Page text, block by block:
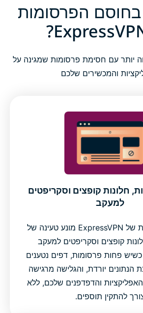
הפרסומות
יותר עם חסימת פרסומות שמגינה על
והמכשירים שלכם
חלונות קופצים וסקריפטים
למעקב
חוסם הפרסומות של ExpressVPN מונע טעינה של
קופצים וסקריפטים למעקב
פחות פרסומות, דפים נטענים
הנתונים יורדת, והגלישה מרגישה
האפליקציות והדפדפנים שלכם, ללא
להתקין תוספים.